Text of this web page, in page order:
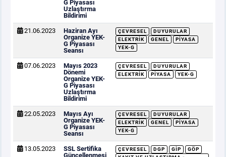
G Piyasası
Uzlaştırma
Bildirimi
21.06.2023
Haziran Ayı
Organize YEK-
G Piyasası
Seansı
ÇEVRESEL
DUYURULAR
ELEKTRIK
GENEL
PIYASA
YEK-G
07.06.2023
Mayıs 2023
Dönemi
Organize YEK-
G Piyasası
Uzlaştırma
Bildirimi
ÇEVRESEL
DUYURULAR
ELEKTRIK
PIYASA YEK-G
22.05.2023
Mayıs Ayı
Organize YEK-
G Piyasası
Seansı
ÇEVRESEL
DUYURULAR
ELEKTRIK
GENEL
PIYASA
YEK-G
13.05.2023
SSL Sertifika
Güncellenmesi
ÇEVRESEL DGP GİP
GÖP